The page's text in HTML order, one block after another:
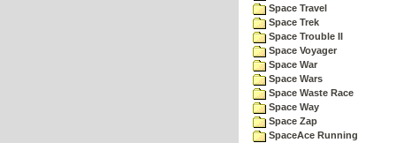
Space Travel
Space Trek
Space Trouble II
Space Voyager
Space War
Space Wars
Space Waste Race
Space Way
Space Zap
SpaceAce Running